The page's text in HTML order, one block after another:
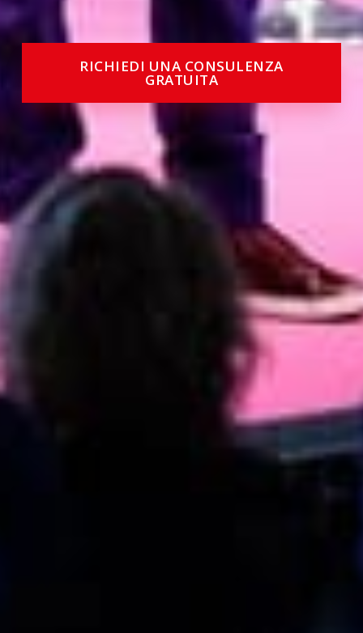
RICHIEDI UNA CONSULENZA
GRATUITA